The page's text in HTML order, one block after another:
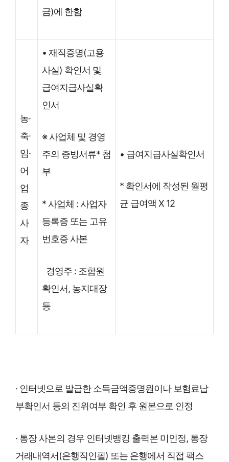
금)에 한함
농·
축·
임·
어
업
종
사
자
• 재직증명(고용
사실) 확인서 및
급여지급사실확
인서
※ 사업체 및 경영
주의 증빙서류* 첨
부
* 사업체 : 사업자
등록증 또는 고유
번호증 사본
경영주 : 조합원
확인서, 농지대장
등
• 급여지급사실확인서
* 확인서에 작성된 월평
균 급여액 X 12
· 인터넷으로 발급한 소득금액증명원이나 보험료납
부확인서 등의 진위여부 확인 후 원본으로 인정
· 통장 사본의 경우 인터넷뱅킹 출력본 미인정, 통장
거래내역서(은행직인필) 또는 은행에서 직접 팩스